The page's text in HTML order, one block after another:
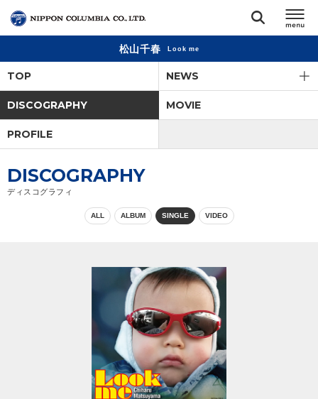
閉じる
アーティスト
ジャンル
松山千春 Look me
TOP NEWS
DISCOGRAPHY MOVIE
PROFILE
DISCOGRAPHY
ディスコグラフィ
ALL ALBUM SINGLE VIDEO